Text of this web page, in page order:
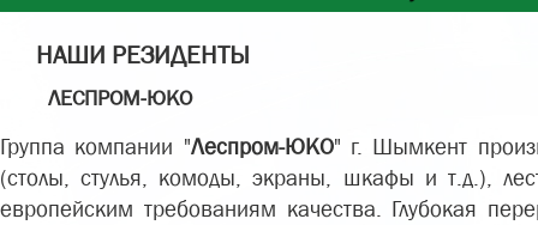
НАШИ РЕЗИДЕНТЫ
ЛЕСПРОМ-ЮКО
Группа компании "Леспром-ЮКО" г. Шымкент
(столы, стулья, комоды, экраны, шкафы и т.д.),
европейским требованиям качества. Глубокая